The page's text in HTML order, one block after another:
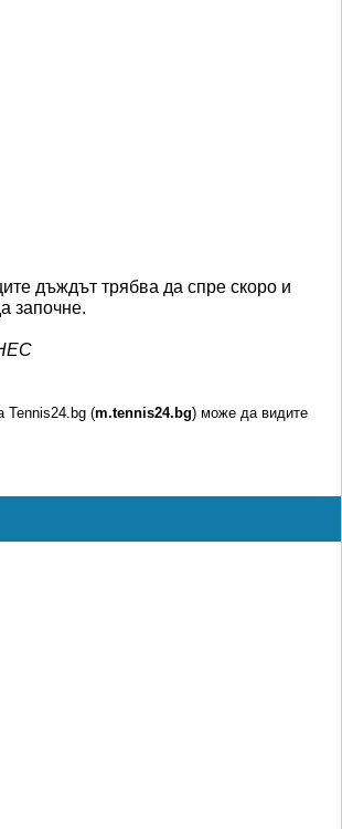
дъждът трябва да спре скоро и
започне.
Tennis24.bg (m.tennis24.bg) може да видите